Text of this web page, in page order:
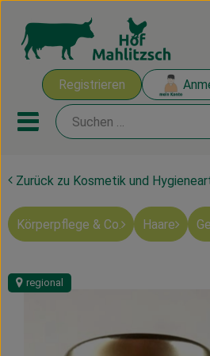
Registrieren
Mobiles Menu
Ökokisten
Mahlitzscher Produkte
Obst & Gemüse
Zurück zu Kosmetik und
Körperpflege & Co. Haare
regional